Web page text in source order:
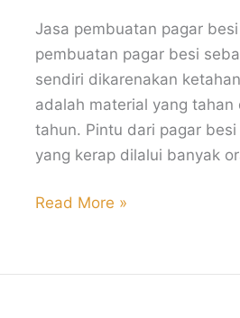
Jasa pembuatan pagar
pembuatan pagar besi
sendiri dikarenakan
adalah material yang
tahun. Pintu dari pagar
yang kerap dilalui banyak
Read More »